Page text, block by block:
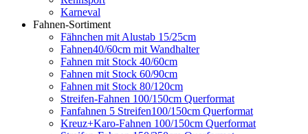
Karneval
Fahnen-Sortiment
Fähnchen mit Alustab 15/25cm
Fahnen40/60cm mit Wandhalter
Fahnen mit Stock 40/60cm
Fahnen mit Stock 60/90cm
Fahnen mit Stock 80/120cm
Streifen-Fahnen 100/150cm Querformat
Fanfahnen 5 Streifen100/150cm Querformat
Kreuz+Karo-Fahnen 100/150cm Querformat